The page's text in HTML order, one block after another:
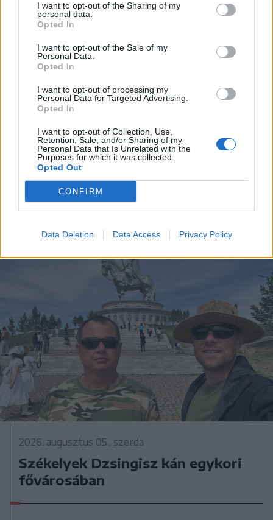
I want to opt-out of the Sharing of my
personal data.
Opted In
I want to opt-out of the Sale of my
Personal Data.
Opted In
I want to opt-out of processing my
Personal Data for Targeted Advertising.
Opted In
I want to opt-out of Collection, Use,
Retention, Sale, and/or Sharing of my
Personal Data that Is Unrelated with the
Purposes for which it was collected.
Opted Out
CONFIRM
Data Deletion Data Access Privacy Policy
2026. augusztus 05., szerda
Elfogadta a képviselőház a
biológiai sokféleség megőrzésére
vonatkozó stratégiát
2026. augusztus 05., szerda
Székelyek Dzsingisz kán egykori
fővárosában